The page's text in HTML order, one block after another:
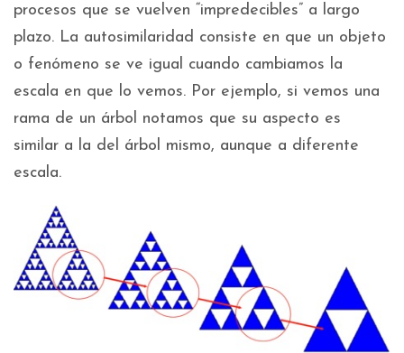
procesos que se vuelven “impredecibles” a largo
plazo. La autosimilaridad consiste en que un objeto
o fenómeno se ve igual cuando cambiamos la
escala en que lo vemos. Por ejemplo, si vemos una
rama de un árbol notamos que su aspecto es
similar a la del árbol mismo, aunque a diferente
escala.